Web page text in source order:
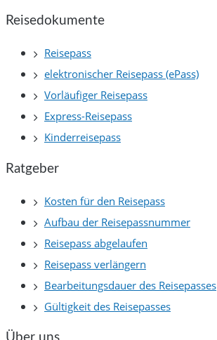
Reisedokumente
Reisepass
elektronischer Reisepass (ePass)
Vorläufiger Reisepass
Express-Reisepass
Kinderreisepass
Ratgeber
Kosten für den Reisepass
Aufbau der Reisepassnummer
Reisepass abgelaufen
Reisepass verlängern
Bearbeitungsdauer des Reisepasses
Gültigkeit des Reisepasses